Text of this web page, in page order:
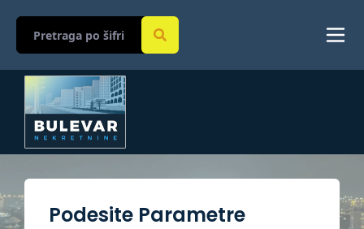
Podesite Parametre